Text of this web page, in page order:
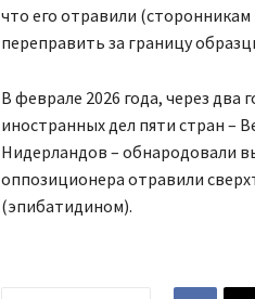
что его отравили
переправить за границу
В феврале 2026 года, через два
иностранных дел пяти стран –
Нидерландов – обнародовали
оппозиционера отравили
(эпибатидином).